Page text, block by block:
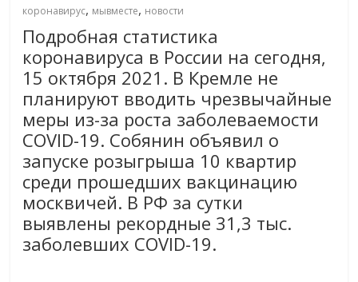
коронавирус, мывместе, новости
Подробная статистика
коронавируса в России на сегодня,
15 октября 2021. В Кремле не
планируют вводить чрезвычайные
меры из-за роста заболеваемости
COVID-19. Собянин объявил о
запуске розыгрыша 10 квартир
среди прошедших вакцинацию
москвичей. В РФ за сутки
выявлены рекордные 31,3 тыс.
заболевших COVID-19.